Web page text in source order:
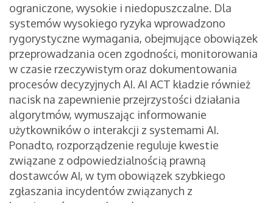
ograniczone, wysokie i niedopuszczalne. Dla
systemów wysokiego ryzyka wprowadzono
rygorystyczne wymagania, obejmujące obowiązek
przeprowadzania ocen zgodności, monitorowania
w czasie rzeczywistym oraz dokumentowania
procesów decyzyjnych AI. AI ACT kładzie również
nacisk na zapewnienie przejrzystości działania
algorytmów, wymuszając informowanie
użytkowników o interakcji z systemami AI.
Ponadto, rozporządzenie reguluje kwestie
związane z odpowiedzialnością prawną
dostawców AI, w tym obowiązek szybkiego
zgłaszania incydentów związanych z